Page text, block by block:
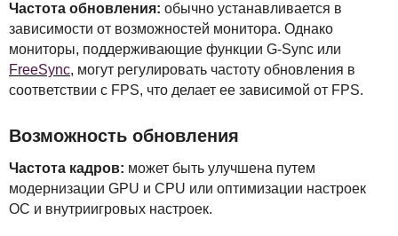
Частота обновления: обычно устанавливается в
зависимости от возможностей монитора. Однако
мониторы, поддерживающие функции G-Sync или
FreeSync, могут регулировать частоту обновления в
соответствии с FPS, что делает ее зависимой от FPS.
Возможность обновления
Частота кадров: может быть улучшена путем
модернизации GPU и CPU или оптимизации настроек
ОС и внутриигровых настроек.